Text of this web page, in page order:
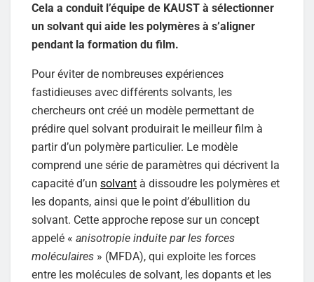
Cela a conduit l’équipe de KAUST à sélectionner
un solvant qui aide les polymères à s’aligner
pendant la formation du film.
Pour éviter de nombreuses expériences
fastidieuses avec différents solvants, les
chercheurs ont créé un modèle permettant de
prédire quel solvant produirait le meilleur film à
partir d’un polymère particulier. Le modèle
comprend une série de paramètres qui décrivent la
capacité d’un solvant à dissoudre les polymères et
les dopants, ainsi que le point d’ébullition du
solvant. Cette approche repose sur un concept
appelé « anisotropie induite par les forces
moléculaires » (MFDA), qui exploite les forces
entre les molécules de solvant, les dopants et les